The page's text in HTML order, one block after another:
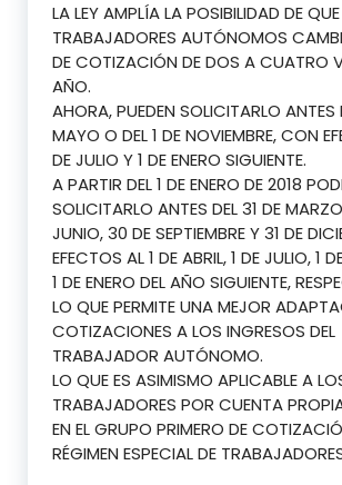
LA LEY AMPLÍA LA POSIBILIDAD DE
TRABAJADORES AUTÓNOMOS
DE COTIZACIÓN DE DOS A CUATRO
AÑO.
AHORA, PUEDEN SOLICITARLO ANTES
MAYO O DEL 1 DE NOVIEMBRE, CON
DE JULIO Y 1 DE ENERO SIGUIENTE.
A PARTIR DEL 1 DE ENERO DE 2018
SOLICITARLO ANTES DEL 31 DE
JUNIO, 30 DE SEPTIEMBRE Y 31 DE
EFECTOS AL 1 DE ABRIL, 1 DE JULIO, 1
1 DE ENERO DEL AÑO SIGUIENTE,
LO QUE PERMITE UNA MEJOR
COTIZACIONES A LOS INGRESOS DEL
TRABAJADOR AUTÓNOMO.
LO QUE ES ASIMISMO APLICABLE A
TRABAJADORES POR CUENTA
EN EL GRUPO PRIMERO DE
RÉGIMEN ESPECIAL DE